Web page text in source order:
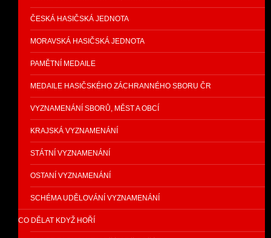
ČESKÁ HASIČSKÁ JEDNOTA
MORAVSKÁ HASIČSKÁ JEDNOTA
PAMĚTNÍ MEDAILE
MEDAILE HASIČSKÉHO ZÁCHRANNÉHO SBORU ČR
VYZNAMENÁNÍ SBORŮ, MĚST A OBCÍ
KRAJSKÁ VYZNAMENÁNÍ
STÁTNÍ VYZNAMENÁNÍ
OSTANÍ VYZNAMENÁNÍ
SCHÉMA UDĚLOVÁNÍ VYZNAMENÁNÍ
CO DĚLAT KDYŽ HOŘÍ